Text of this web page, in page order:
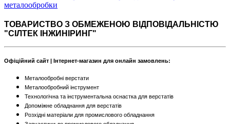
ТОВАРИСТВО З ОБМЕЖЕНОЮ ВІДПОВІДАЛЬНІСТЮ
"СІЛТЕК ІНЖИНІРИНГ"
Офіційний сайт | Інтернет-магазин для онлайн замовлень:
Металообробні верстати
Металообробний інструмент
Технологічна та інструментальна оснастка для верстатів
Допоміжне обладнання для верстатів
Розхідні матеріали для промислового обладнання